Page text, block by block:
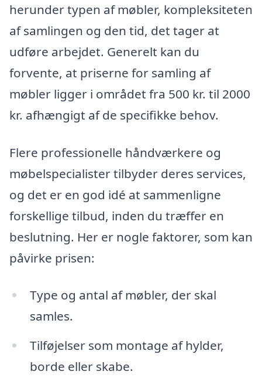
herunder typen af møbler, kompleksiteten
af samlingen og den tid, det tager at
udføre arbejdet. Generelt kan du
forvente, at priserne for samling af
møbler ligger i området fra 500 kr. til 2000
kr. afhængigt af de specifikke behov.
Flere professionelle håndværkere og
møbelspecialister tilbyder deres services,
og det er en god idé at sammenligne
forskellige tilbud, inden du træffer en
beslutning. Her er nogle faktorer, som kan
påvirke prisen:
Type og antal af møbler, der skal
samles.
Tilføjelser som montage af hylder,
borde eller skabe.